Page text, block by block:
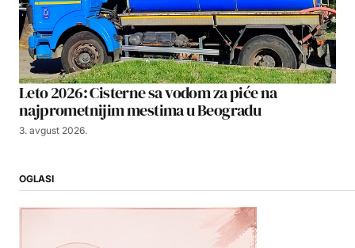
Leto 2026: Cisterne sa vodom za piće na
najprometnijim mestima u Beogradu
3. avgust 2026.
OGLASI